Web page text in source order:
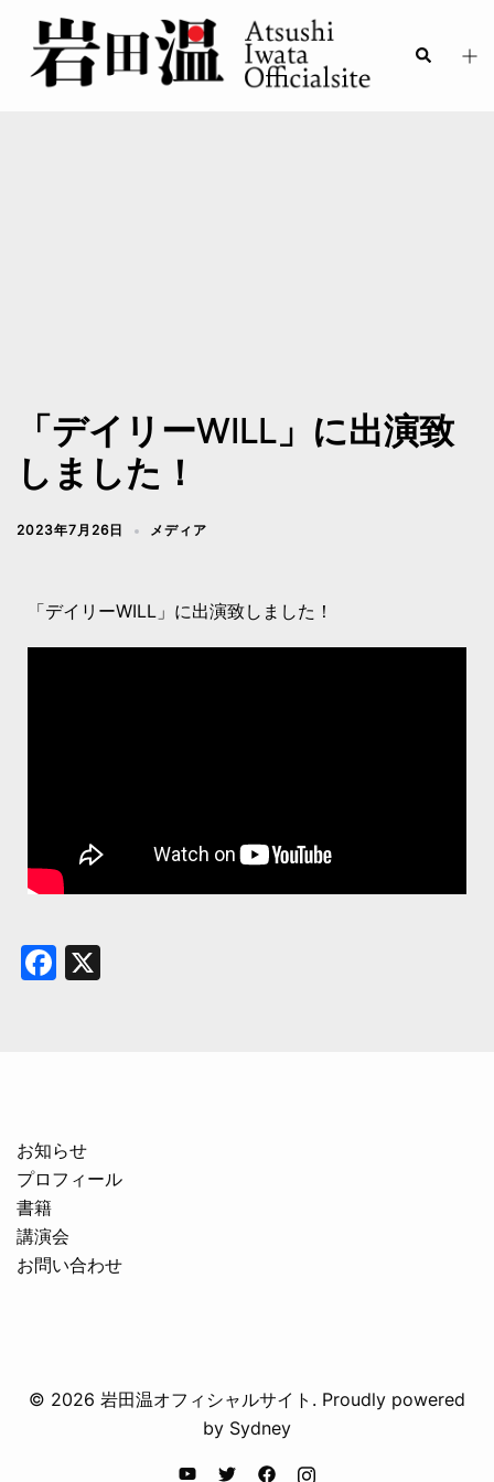
「デイリーWILL」に出演致
しました！
2023年7月26日 メディア
「デイリーWILL」に出演致しました！
Facebook
お知らせ
プロフィール
書籍
講演会
お問い合わせ
© 2026 岩田温オフィシャルサイト. Proudly powered
by Sydney